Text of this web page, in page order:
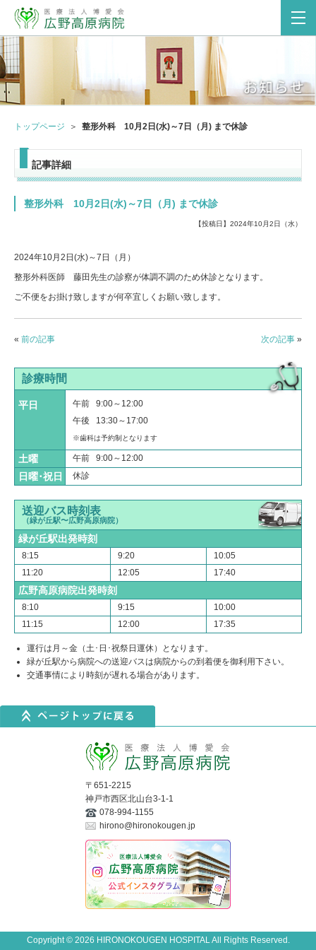
診療時間
平日
午前 9:00～12:00
午後 13:30～17:00
※歯科は予約制となります
土曜 午前 9:00～12:00
日曜･祝日 休診
送迎バス時刻表
（緑が丘駅〜広野高原病院）
緑が丘駅出発時刻
8:15 9:20
10:05
11:20
12:05 17:40
広野高原病院出発時刻
8:10 9:15
10:00
11:15
12:00 17:35
運行は月～金（土･日･祝祭日運休）となります。
緑が丘駅から病院への送迎バスは病院からの到着便を御利用下さい。
交通事情により時刻が遅れる場合があります。
トップページ 整形外科 10月2日(水)～7日（月) まで休診
記事詳細
整形外科 10月2日(水)～7日（月) まで休診
【投稿日】2024年10月2日（水）
2024年10月2日(水)～7日（月）
整形外科医師 藤田先生の診察が体調不調のため休診となります。
ご不便をお掛け致しますが何卒宜しくお願い致します。
« 前の記事 次の記事 »
〒651-2215
神戸市西区北山台3-1-1
078-994-1155
hirono@hironokougen.jp
Copyright © 2026 HIRONOKOUGEN HOSPITAL All Rights Reserved.